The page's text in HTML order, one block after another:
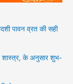
पावन व्रत की सही
के अनुसार शुभ-